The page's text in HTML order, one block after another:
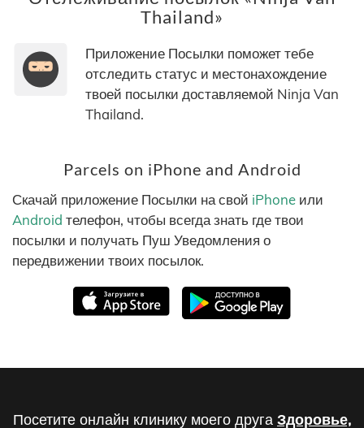
Thailand»
Приложение Посылки поможет тебе
отследить статус и местонахождение
твоей посылки доставляемой Ninja Van
Thailand.
Parcels on iPhone and Android
Скачай приложение Посылки на свой iPhone или
Android телефон, чтобы всегда знать где твои
посылки и получать Пуш Уведомления о
передвижении твоих посылок.
Посетите онлайн клинику моего друга Здоровье,